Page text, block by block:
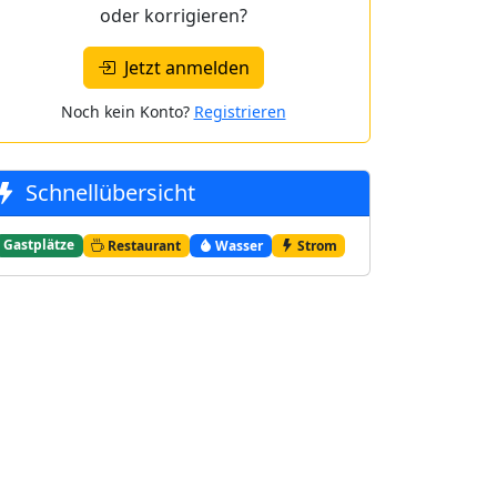
oder korrigieren?
Jetzt anmelden
Noch kein Konto? Registrieren
Schnellübersicht
Gastplätze Restaurant Wasser Strom